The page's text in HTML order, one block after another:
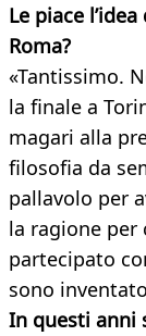
Le piace
Roma?
«Tantissimo.
la finale a
magari alla
filosofia da
pallavolo per
la ragione per
partecipato
sono
In questi anni